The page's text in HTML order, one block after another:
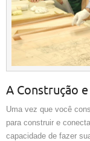
A Construção
Uma vez que você
para construir e
capacidade de fazer